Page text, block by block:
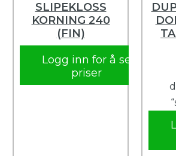
SLIPEKLOSS
KORNING 240
(FIN)
Logg inn for å se
priser